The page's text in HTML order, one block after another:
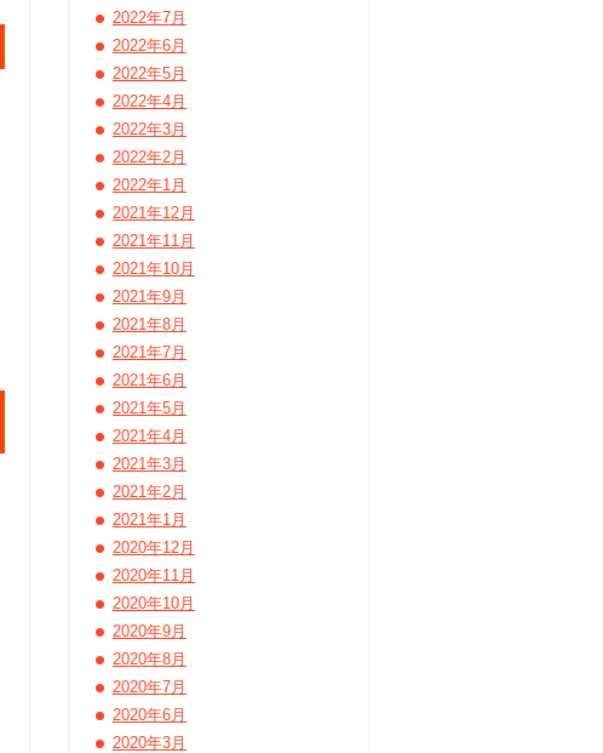
2022年7月
2022年6月
2022年5月
2022年4月
2022年3月
2022年2月
2022年1月
2021年12月
2021年11月
2021年10月
2021年9月
2021年8月
2021年7月
2021年6月
2021年5月
2021年4月
2021年3月
2021年2月
2021年1月
2020年12月
2020年11月
2020年10月
2020年9月
2020年8月
2020年7月
2020年6月
2020年3月